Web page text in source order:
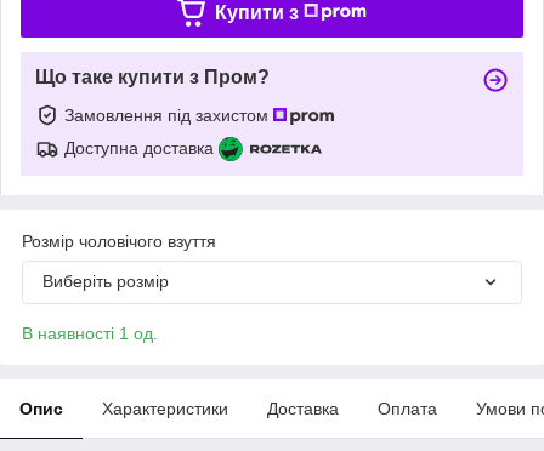
Купити з
Що таке купити з Пром?
Замовлення під захистом
Доступна доставка
Розмір чоловічого взуття
Виберіть розмір
В наявності 1 од.
Опис Характеристики Доставка Оплата Умови